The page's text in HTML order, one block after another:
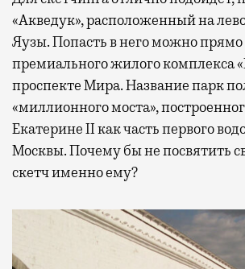
«Акведук», расположенный на
Яузы. Попасть в него можно прямо
премиального жилого комплекса
проспекте Мира. Название парк
«миллионного моста»,
Екатерине II как часть первого
Москвы. Почему бы не посвятить
скетч именно ему?